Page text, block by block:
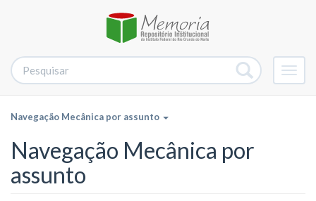
Navegação Mecânica por assunto
Navegação Mecânica por
assunto